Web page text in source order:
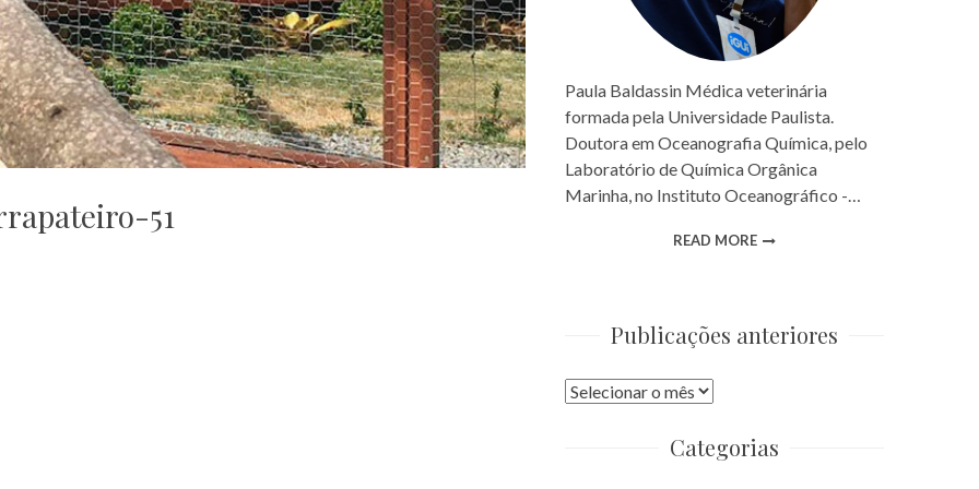
51
Paula Baldassin Médica veterinária
formada pela Universidade Paulista.
Doutora em Oceanografia Química, pelo
Laboratório de Química Orgânica
Marinha, no Instituto Oceanográfico -…
READ MORE
Publicações anteriores
Publicações
Categorias